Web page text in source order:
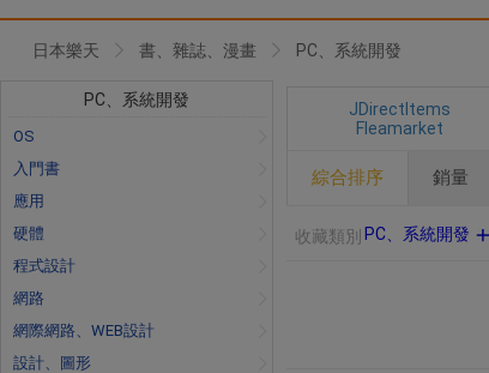
日本樂天 書、雜誌、漫畫 PC、系統開發
PC、系統開發
OS
入門書
應用
硬體
程式設計
網路
網際網路、WEB設計
設計、圖形
JDirectItems
Fleamarket
綜合排序 銷量
收藏類別 PC、系統開發